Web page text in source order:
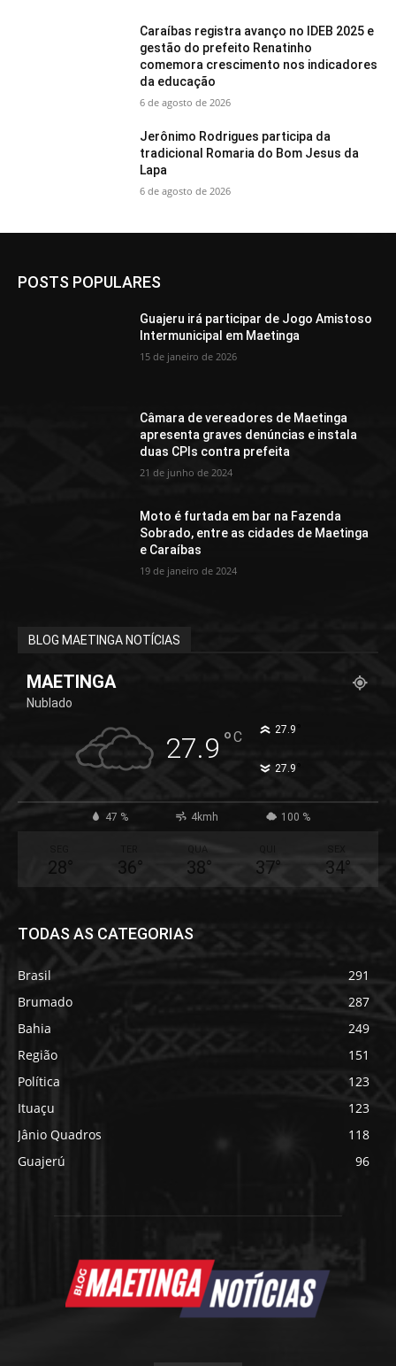
Caraíbas registra avanço no IDEB 2025 e
gestão do prefeito Renatinho
comemora crescimento nos indicadores
da educação
6 de agosto de 2026
Jerônimo Rodrigues participa da
tradicional Romaria do Bom Jesus da
Lapa
6 de agosto de 2026
POSTS POPULARES
Guajeru irá participar de Jogo Amistoso
Intermunicipal em Maetinga
15 de janeiro de 2026
Câmara de vereadores de Maetinga
apresenta graves denúncias e instala
duas CPIs contra prefeita
21 de junho de 2024
Moto é furtada em bar na Fazenda
Sobrado, entre as cidades de Maetinga
e Caraíbas
19 de janeiro de 2024
BLOG MAETINGA NOTÍCIAS
MAETINGA
Nublado
27.9 °C 27.9
27.9
47 % 4kmh 100 %
28° 36°
QUA
38° 37° 34°
TODAS AS CATEGORIAS
Brasil
291
Brumado
287
Bahia
249
Região
151
Política
123
Ituaçu
123
Jânio Quadros
118
Guajerú
96